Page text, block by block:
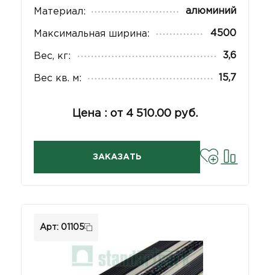
Материал: алюминий
Максимальная ширина: 4500
Вес, кг: 3,6
Вес кв. м: 15,7
Цена : от 4 510.00 руб.
ЗАКАЗАТЬ
Арт: 01105